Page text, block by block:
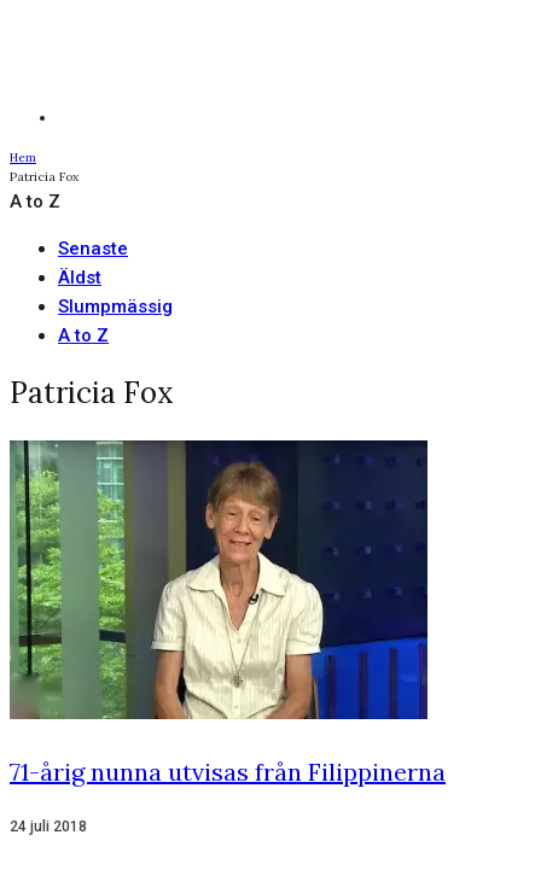
Hem
Patricia Fox
A to Z
Senaste
Äldst
Slumpmässig
A to Z
Patricia Fox
71-årig nunna utvisas från Filippinerna
24 juli 2018